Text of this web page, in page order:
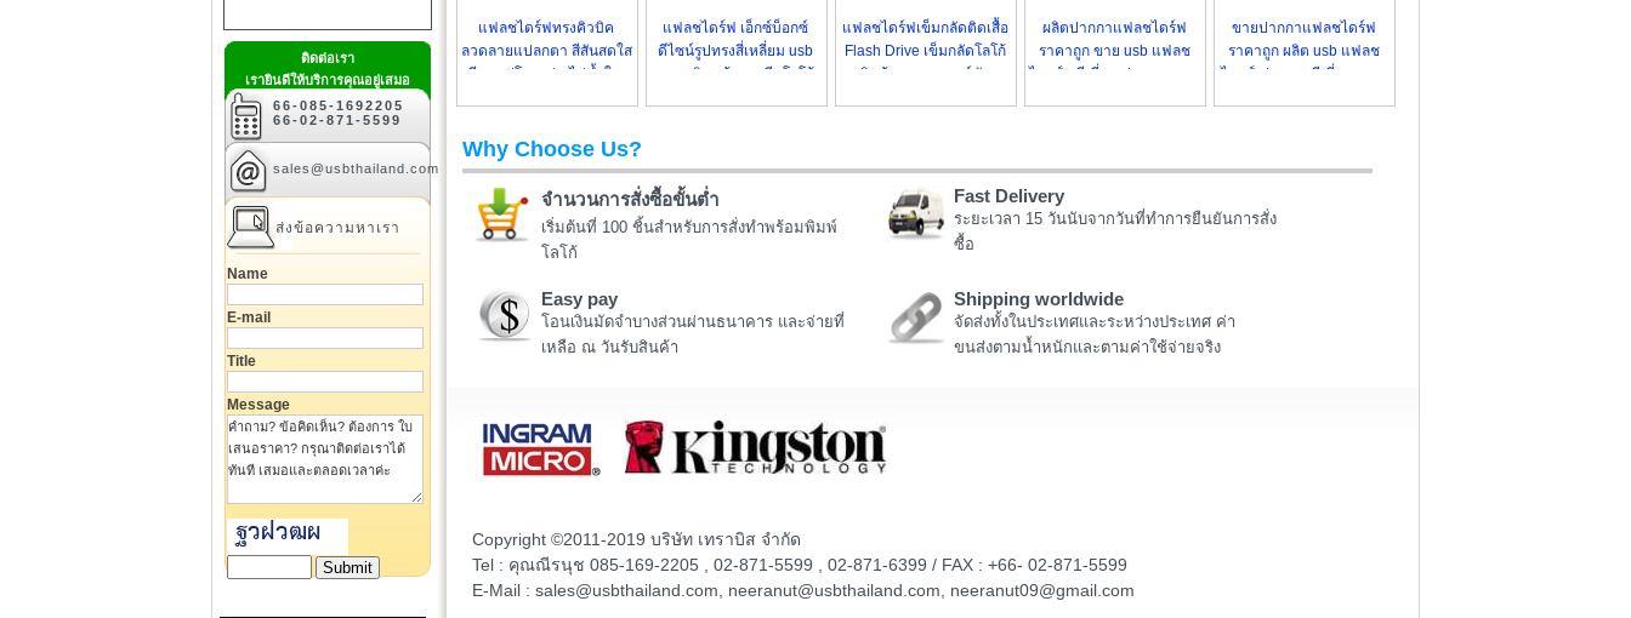
แฟลชไดร์ฟทรงคิวบิค
ลวดลายแปลกตา สีสันสดใส
เรียบแต่โดดเด่น ไม่ซ้ำใคร
แฟลชไดร์ฟ เอ็กซ์บ็อกซ์
ดีไซน์รูปทรงสี่เหลี่ยม usb
พลาสติก พร้อมสกรีนโลโก้
แฟลชไดร์ฟเข็มกลัดติดเสื้อ
Flash Drive เข็มกลัดโลโก้
สินค้า ของแบรนด์ดัง
ผลิตปากกาแฟลชไดร์ฟ
ราคาถูก ขาย usb แฟลช
ไดรฟ์ พรีเมี่ยม ปากการาคา
ขายปากกาแฟลชไดร์ฟ
ราคาถูก ผลิต usb แฟลช
ไดรฟ์ ปากกาพรีเมี่ยมราคา
Why Choose Us?
จำนวนการสั่งซื้อขั้นต่ำ
เริ่มต้นที่ 100 ชิ้นสำหรับการสั่งทำพร้อมพิมพ์
โลโก้
Fast Delivery
ระยะเวลา 15 วันนับจากวันที่ทำการยืนยันการสั่ง
ซื้อ
Easy pay
โอนเงินมัดจำบางส่วนผ่านธนาคาร และจ่ายที่
เหลือ ณ วันรับสินค้า
Shipping worldwide
จัดส่งทั้งในประเทศและระหว่างประเทศ ค่า
ขนส่งตามน้ำหนักและตามค่าใช้จ่ายจริง
Copyright ©2011-2019 บริษัท เทราบิส จำกัด
Tel : คุณณีรนุช 085-169-2205 , 02-871-5599 , 02-871-6399 / FAX : +66- 02-871-5599
E-Mail : sales@usbthailand.com, neeranut@usbthailand.com, neeranut09@gmail.com
ติดต่อเรา
เรายินดีให้บริการคุณอยู่เสมอ
66-085-1692205
66-02-871-5599
sales@usbthailand.com
ส่งข้อความหาเรา
Name
E-mail
Title
Message